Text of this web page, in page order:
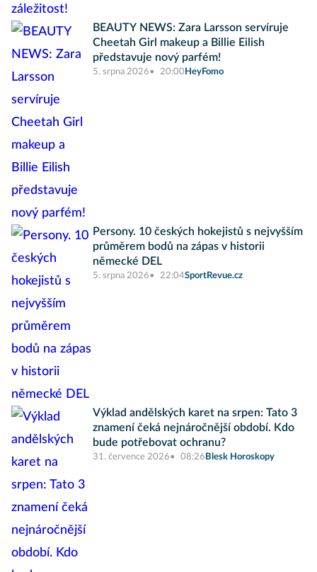
BEAUTY NEWS: Zara Larsson servíruje
Cheetah Girl makeup a Billie Eilish
představuje nový parfém!
5. srpna 2026 20:00 HeyFomo
Persony. 10 českých hokejistů s nejvyšším
průměrem bodů na zápas v historii
německé DEL
5. srpna 2026 22:04SportRevue.cz
Výklad andělských karet na srpen: Tato 3
znamení čeká nejnáročnější období. Kdo
bude potřebovat ochranu?
31. července 2026 08:26 Blesk Horoskopy